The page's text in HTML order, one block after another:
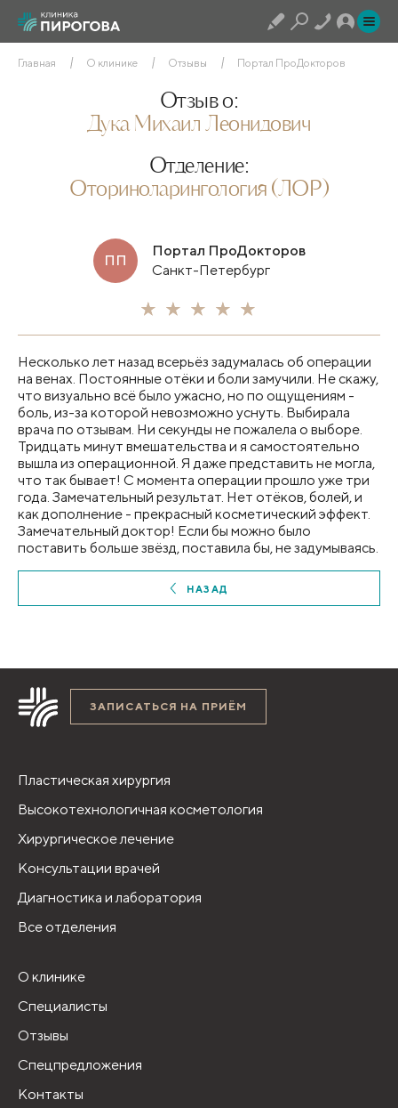
Главная О клинике Отзывы Портал ПроДокторов
Отзыв о:
Дука Михаил Леонидович
Отделение:
Оториноларингология (ЛОР)
ПП
Портал ПроДокторов
Санкт-Петербург
Несколько лет назад всерьёз задумалась об операции
на венах. Постоянные отёки и боли замучили. Не скажу,
что визуально всё было ужасно, но по ощущениям -
боль, из-за которой невозможно уснуть. Выбирала
врача по отзывам. Ни секунды не пожалела о выборе.
Тридцать минут вмешательства и я самостоятельно
вышла из операционной. Я даже представить не могла,
что так бывает! С момента операции прошло уже три
года. Замечательный результат. Нет отёков, болей, и
как дополнение - прекрасный косметический эффект.
Замечательный доктор! Если бы можно было
поставить больше звёзд, поставила бы, не задумываясь.
НАЗАД
ЗАПИСАТЬСЯ НА ПРИЁМ
Пластическая хирургия
Высокотехнологичная косметология
Хирургическое лечение
Консультации врачей
Диагностика и лаборатория
Все отделения
О клинике
Специалисты
Отзывы
Спецпредложения
Контакты